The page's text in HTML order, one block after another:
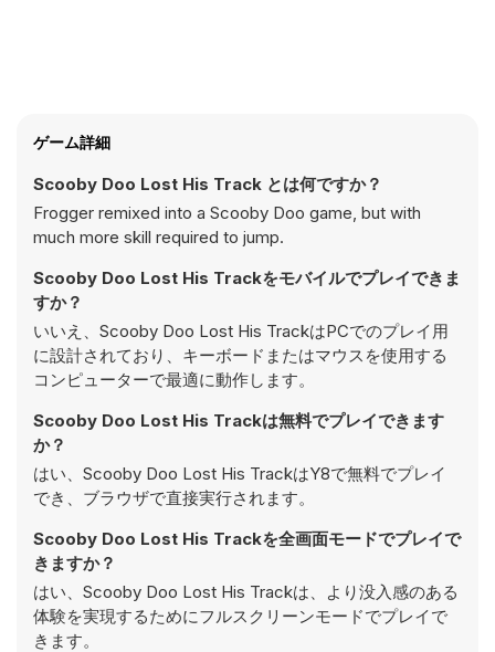
ゲーム詳細
Scooby Doo Lost His Track とは何ですか？
Frogger remixed into a Scooby Doo game, but with
much more skill required to jump.
Scooby Doo Lost His Trackをモバイルでプレイできま
すか？
いいえ、Scooby Doo Lost His TrackはPCでのプレイ用
に設計されており、キーボードまたはマウスを使用する
コンピューターで最適に動作します。
Scooby Doo Lost His Trackは無料でプレイできます
か？
はい、Scooby Doo Lost His TrackはY8で無料でプレイ
でき、ブラウザで直接実行されます。
Scooby Doo Lost His Trackを全画面モードでプレイで
きますか？
はい、Scooby Doo Lost His Trackは、より没入感のある
体験を実現するためにフルスクリーンモードでプレイで
きます。